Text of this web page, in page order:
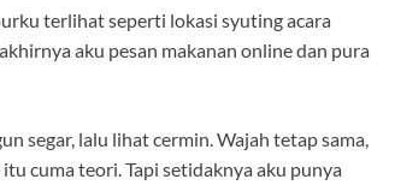
terlihat seperti lokasi syuting acara
aku pesan makanan online dan pura
segar, lalu lihat cermin. Wajah tetap sama,
cuma teori. Tapi setidaknya aku punya